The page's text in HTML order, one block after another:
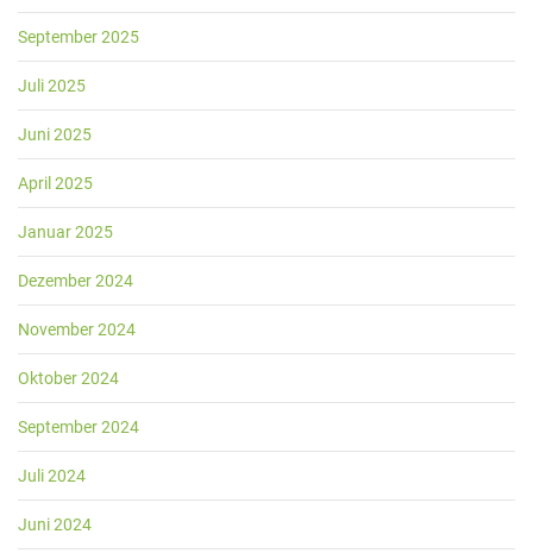
September 2025
Juli 2025
Juni 2025
April 2025
Januar 2025
Dezember 2024
November 2024
Oktober 2024
September 2024
Juli 2024
Juni 2024